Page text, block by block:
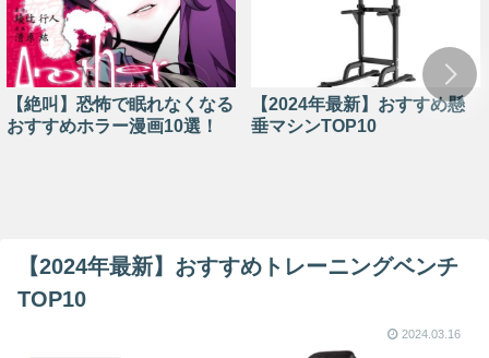
【絶叫】恐怖で眠れなくなる
おすすめホラー漫画10選！
【2024年最新】おすすめ懸
垂マシンTOP10
【2024年最新】おすすめトレーニングベンチ
TOP10
2024.03.16